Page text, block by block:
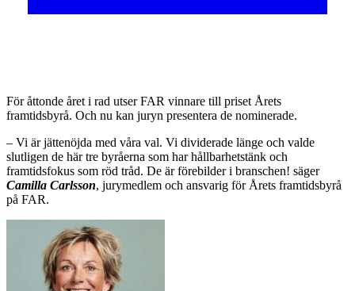
För åttonde året i rad utser FAR vinnare till priset Årets
framtidsbyrå. Och nu kan juryn presentera de nominerade.
– Vi är jättenöjda med våra val. Vi dividerade länge och valde
slutligen de här tre byråerna som har hållbarhetstänk och
framtidsfokus som röd tråd. De är förebilder i branschen! säger
Camilla Carlsson, jurymedlem och ansvarig för Årets framtidsbyrå
på FAR.